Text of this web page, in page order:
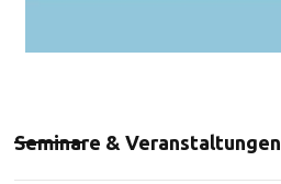
Seminare & Veranstaltungen